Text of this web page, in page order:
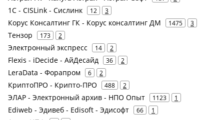
1С - CISLink - Сислинк 12 3
Корус Консалтинг ГК - Корус консалтинг ДМ 1475 3
Тензор 173 2
Электронный экспресс 14 2
Flexis - iDecide - АйДесайд 36 2
LeraData - Форапром 6 2
КриптоПРО - Крипто-ПРО 488 2
ЭЛАР - Электронный архив - НПО Опыт 1123 1
Ediweb - Эдивеб - Edisoft - Эдисофт 66 1